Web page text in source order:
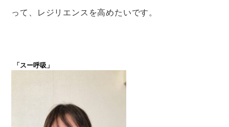
って、レジリエンスを高めたいです。
「スー呼吸」